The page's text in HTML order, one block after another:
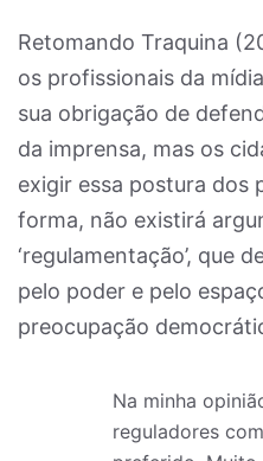
Retomando Traquina
os profissionais da
sua obrigação de
da imprensa, mas os
exigir essa postura dos
forma, não existirá
‘regulamentação’, que
pelo poder e pelo
preocupação
Na minha
reguladores